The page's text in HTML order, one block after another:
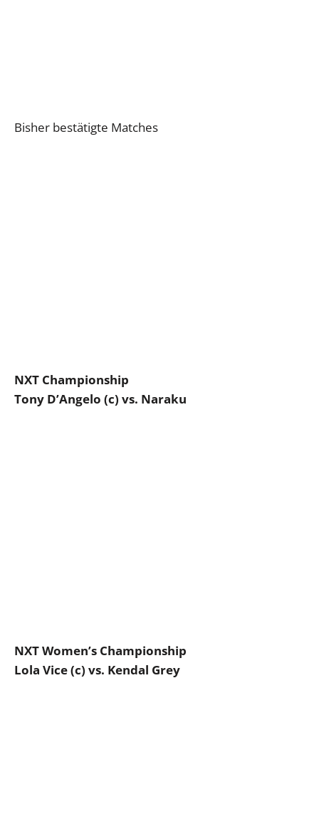
Bisher bestätigte Matches
NXT Championship
Tony D’Angelo (c) vs. Naraku
NXT Women’s Championship
Lola Vice (c) vs. Kendal Grey